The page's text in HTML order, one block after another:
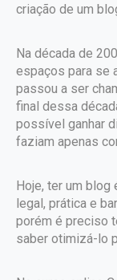
criação de um
Na década de
espaços para se
passou a ser
final dessa
possível ganhar
faziam apenas
Hoje, ter um blog
legal, prática e
porém é preciso
saber otimizá-lo